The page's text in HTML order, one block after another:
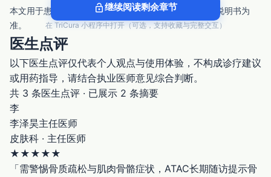
本文用于患者检索参考，具体用药以医生/药师和最新版说明书为
准。
lock_open继续阅读剩余章节
在 TriCura 小程序中打开（可选，支持收藏与完整交互）
医生点评
以下医生点评仅代表个人观点与使用体验，不构成诊疗建议
或用药指导，请结合执业医师意见综合判断。
共 3 条医生点评 · 已展示 2 条摘要
李
李泽昊主任医师
皮肤科 · 主任医师
★ ★ ★ ★ ★
「需警惕骨质疏松与肌肉骨骼症状，ATAC长期随访提示骨